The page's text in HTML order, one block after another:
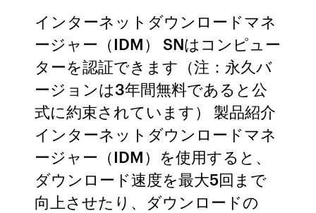
インターネットダウンロードマネ
ージャー（IDM） SNはコンピュー
ターを認証できます（注：永久バ
ージョンは3年間無料であると公
式に約束されています） 製品紹介
インターネットダウンロードマネ
ージャー（IDM）を使用すると、
ダウンロード速度を最大5回まで
向上させたり、ダウンロードの